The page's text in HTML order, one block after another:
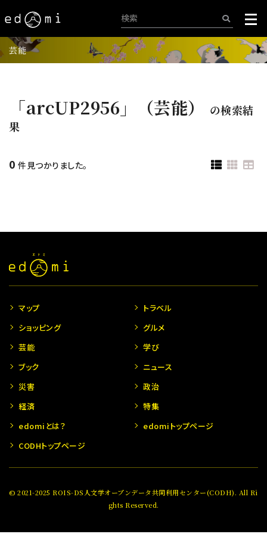
芸能
「arcUP2956」（芸能）
の検索結
果
0 件見つかりました。
マップ
トラベル
ショッピング
グルメ
芸能
学び
ブック
ニュース
災害
政治
経済
特集
edomiとは？
edomiトップページ
CODHトップページ
© 2021-2025 ROIS-DS人文学オープンデータ共同利用センター(CODH). All Ri
ghts Reserved.